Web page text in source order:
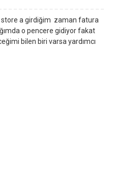
store a girdiğim zaman fatura
o pencere gidiyor fakat
bilen biri varsa yardımcı